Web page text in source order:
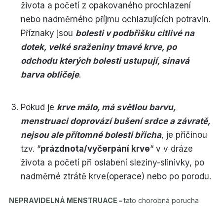
života a početí z opakovaného prochlazení
nebo nadměrného příjmu ochlazujících potravin.
Příznaky jsou bolesti v podbřišku citlivé na
dotek, velké sraženiny tmavé krve, po
odchodu kterých bolesti ustupují, sinavá
barva obličeje.
Pokud je krve málo, má světlou barvu,
menstruaci doprovází bušení srdce a závratě,
nejsou ale přítomné bolesti břicha, je příčinou
tzv. “prázdnota/vyčerpání krve“ v v dráze
života a početí při oslabení sleziny-slinivky, po
nadměrné ztrátě krve(operace) nebo po porodu.
NEPRAVIDELNÁ MENSTRUACE –tato chorobná porucha